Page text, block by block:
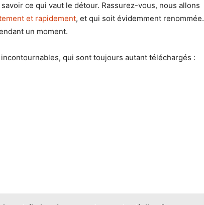
ce qui vaut le détour. Rassurez-vous, nous allons
et rapidement, et qui soit évidemment renommée.
un moment.
qui sont toujours autant téléchargés :